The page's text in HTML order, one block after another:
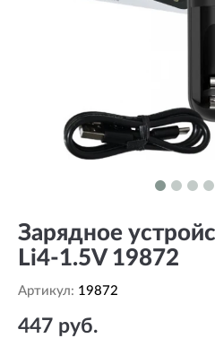
Зарядное
Li4-1.5V 19872
Артикул: 19872
447 руб.